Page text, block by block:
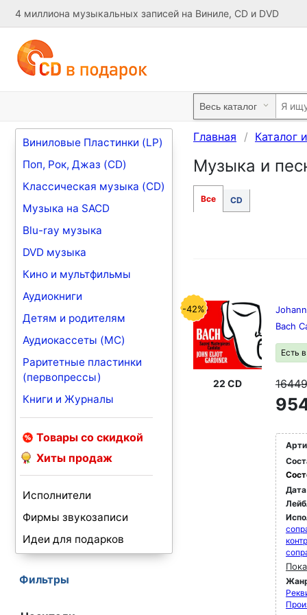
4 миллиона музыкальных записей на Виниле, CD и DVD
Виниловые Пластинки (LP)
Поп, Рок, Джаз (CD)
Классическая музыка (CD)
Музыка на SACD
Blu-ray музыка
DVD музыка
Кино и мультфильмы
Аудиокниги
Детям и родителям
Аудиокассеты (MC)
Раритетные пластинки
(первопрессы)
Книги и Журналы
Товары со скидкой
Хиты продаж
Исполнители
Фирмы звукозаписи
Идеи для подарков
Фильтры
Главная Каталог
Музыка и
Все CD
-42%
22 CD
Bach
Есть